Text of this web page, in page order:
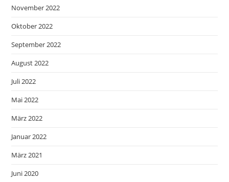
November 2022
Oktober 2022
September 2022
August 2022
Juli 2022
Mai 2022
März 2022
Januar 2022
März 2021
Juni 2020